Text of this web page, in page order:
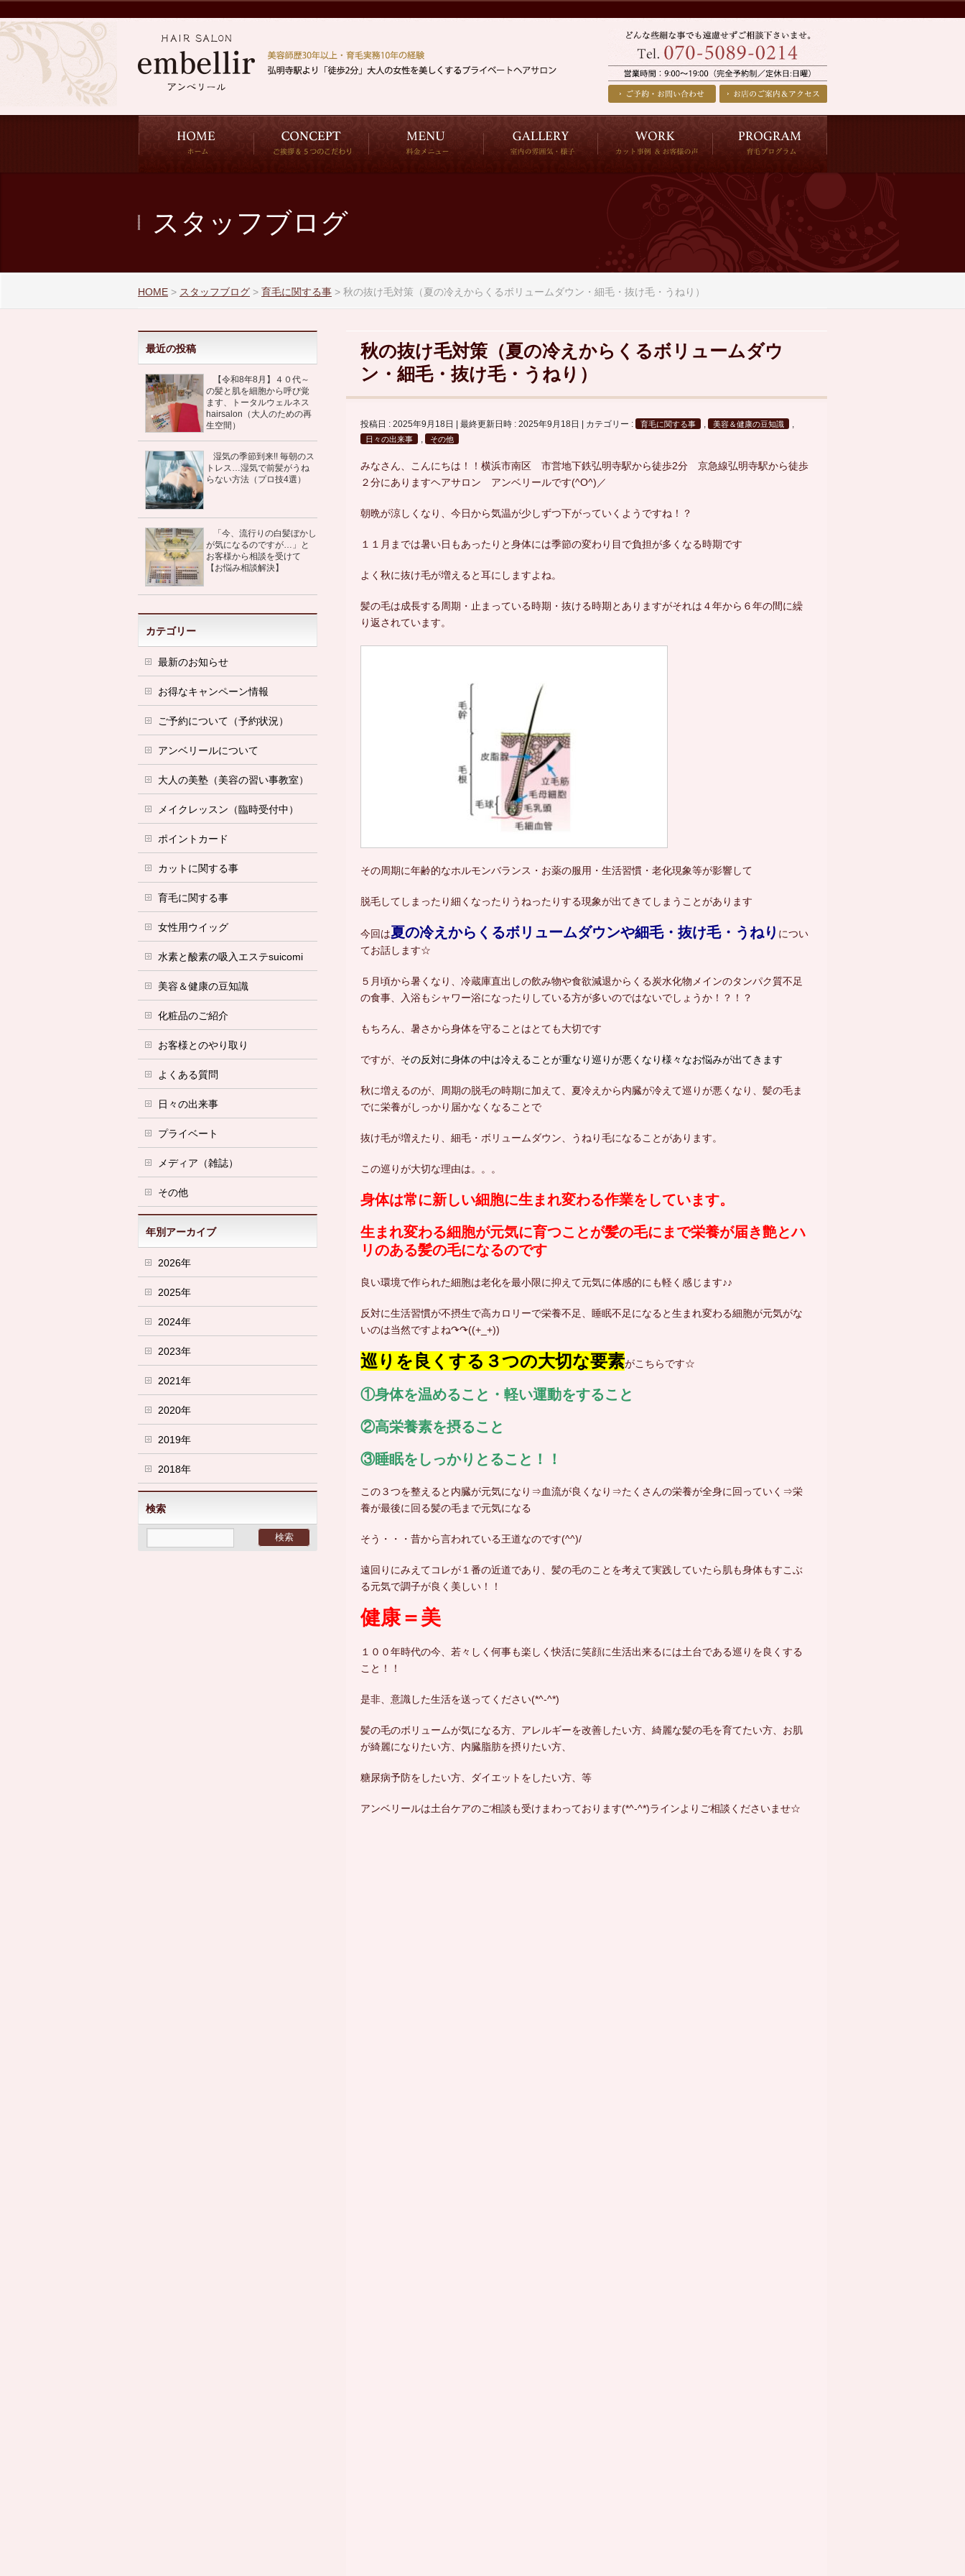
スタッフブログ
HOME > スタッフブログ > 育毛に関する事 > 秋の抜け毛対策（夏の冷えからくるボリュームダウン・細毛・抜け毛・うねり）
秋の抜け毛対策（夏の冷えからくるボリュームダウ
ン・細毛・抜け毛・うねり）
投稿日 : 2025年9月18日 最終更新日時 : 2025年9月18日 カテゴリー : 育毛に関する事 , 美容＆健康の豆知識 ,
日々の出来事 , その他
みなさん、こんにちは！！横浜市南区 市営地下鉄弘明寺駅から徒歩2分 京急線弘明寺駅から徒歩
２分にありますヘアサロン アンベリールです(^O^)／
朝晩が涼しくなり、今日から気温が少しずつ下がっていくようですね！？
１１月までは暑い日もあったりと身体には季節の変わり目で負担が多くなる時期です
よく秋に抜け毛が増えると耳にしますよね。
髪の毛は成長する周期・止まっている時期・抜ける時期とありますがそれは４年から６年の間に繰
り返されています。
その周期に年齢的なホルモンバランス・お薬の服用・生活習慣・老化現象等が影響して
脱毛してしまったり細くなったりうねったりする現象が出てきてしまうことがあります
今回は夏の冷えからくるボリュームダウンや細毛・抜け毛・うねり につい
てお話します☆
５月頃から暑くなり、冷蔵庫直出しの飲み物や食欲減退からくる炭水化物メインのタンパク質不足
の食事、入浴もシャワー浴になったりしている方が多いのではないでしょうか！？！？
もちろん、暑さから身体を守ることはとても大切です
ですが、 その反対に身体の中は冷えることが重なり巡りが悪くなり様々なお悩みが出てきます
秋に増えるのが、周期の脱毛の時期に加えて、夏冷えから内臓が冷えて巡りが悪くなり、髪の毛ま
でに栄養がしっかり届かなくなることで
抜け毛が増えたり、細毛・ボリュームダウン、うねり毛になることがあります。
この巡りが大切な理由は。。。
身体は常に新しい細胞に生まれ変わる作業をしています。
生まれ変わる細胞が元気に育つことが髪の毛にまで栄養が届き艶とハ
リのある髪の毛になるのです
良い環境で作られた細胞は老化を最小限に抑えて元気に体感的にも軽く感じます♪♪
反対に生活習慣が不摂生で高カロリーで栄養不足、睡眠不足になると生まれ変わる細胞が元気がな
いのは当然ですよね↷↷((+_+))
巡りを良くする３つの大切な要素がこちらです☆
①身体を温めること・軽い運動をすること
②高栄養素を摂ること
③睡眠をしっかりとること！！
この３つを整えると内臓が元気になり⇒血流が良くなり⇒たくさんの栄養が全身に回っていく⇒栄
養が最後に回る髪の毛まで元気になる
そう・・・昔から言われている王道なのです(^^)/
遠回りにみえてコレが１番の近道であり、髪の毛のことを考えて実践していたら肌も身体もすこぶ
る元気で調子が良く美しい！！
健康＝美
１００年時代の今、若々しく何事も楽しく快活に笑顔に生活出来るには土台である巡りを良くする
こと！！
是非、意識した生活を送ってください(*^-^*)
髪の毛のボリュームが気になる方、アレルギーを改善したい方、綺麗な髪の毛を育てたい方、お肌
が綺麗になりたい方、内臓脂肪を摂りたい方、
糖尿病予防をしたい方、ダイエットをしたい方、等
アンベリールは土台ケアのご相談も受けまわっております(*^-^*)ラインよりご相談くださいませ☆
最近の投稿
【令和8年8月】４０代～
の髪と肌を細胞から呼び覚
ます、トータルウェルネス
hairsalon（大人のための再
生空間）
湿気の季節到来!! 毎朝のス
トレス…湿気で前髪がうね
らない方法（プロ技4選）
「今、流行りの白髪ぼかし
が気になるのですが…」と
お客様から相談を受けて
【お悩み相談解決】
カテゴリー
最新のお知らせ
お得なキャンペーン情報
ご予約について（予約状況）
アンベリールについて
大人の美塾（美容の習い事教室）
メイクレッスン（臨時受付中）
ポイントカード
カットに関する事
育毛に関する事
女性用ウイッグ
水素と酸素の吸入エステsuicomi
美容＆健康の豆知識
化粧品のご紹介
お客様とのやり取り
よくある質問
日々の出来事
プライベート
メディア（雑誌）
その他
年別アーカイブ
2026年
2025年
2024年
2023年
2021年
2020年
2019年
2018年
検索